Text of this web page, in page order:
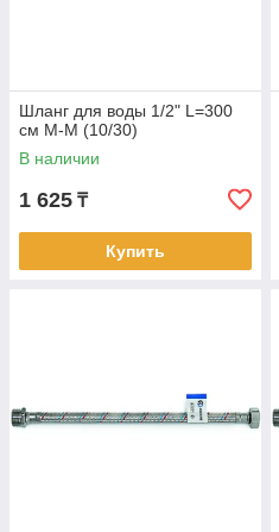
Шланг для воды 1/2" L=300
см М-М (10/30)
В наличии
1 625 ₸
Купить